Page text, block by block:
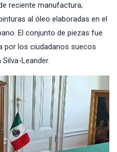
reciente manufactura;
al óleo elaboradas en el
El conjunto de piezas fue
por los ciudadanos suecos
Leander.